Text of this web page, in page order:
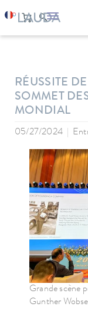
RÉUSSITE
SOMMET
MONDIAL
05/27/2024
Grande scène
Gunther